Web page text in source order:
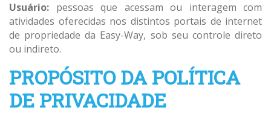
Usuário: pessoas que acessam ou interagem com
atividades oferecidas nos distintos portais de internet
de propriedade da Easy-Way, sob seu controle direto
ou indireto.
PROPÓSITO DA POLÍTICA
DE PRIVACIDADE